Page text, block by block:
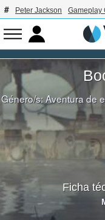
Peter Jackson Gameplay
Género/s:Aventura de
Ficha